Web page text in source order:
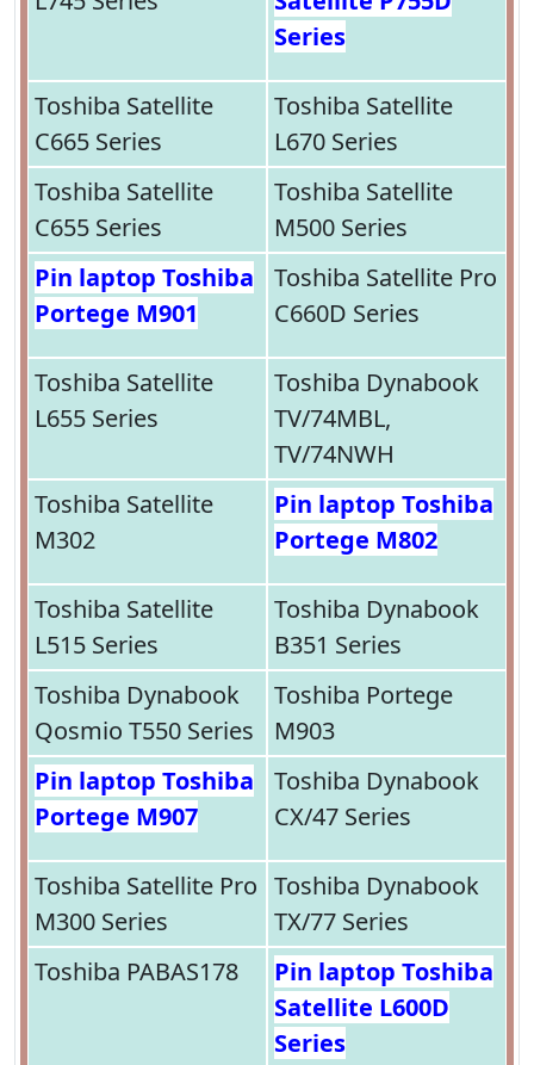
Series
Toshiba Satellite
C665 Series
Toshiba Satellite
L670 Series
Toshiba Satellite
C655 Series
Toshiba Satellite
M500 Series
Pin laptop Toshiba
Portege M901
Toshiba Satellite Pro
C660D Series
Toshiba Satellite
L655 Series
Toshiba Dynabook
TV/74MBL,
TV/74NWH
Toshiba Satellite
M302
Pin laptop Toshiba
Portege M802
Toshiba Satellite
L515 Series
Toshiba Dynabook
B351 Series
Toshiba Dynabook
Qosmio T550 Series
Toshiba Portege
M903
Pin laptop Toshiba
Portege M907
Toshiba Dynabook
CX/47 Series
Toshiba Satellite Pro
M300 Series
Toshiba Dynabook
TX/77 Series
Toshiba PABAS178
Pin laptop Toshiba
Satellite L600D
Series